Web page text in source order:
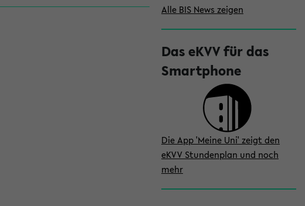
Alle BIS News zeigen
Das eKVV für das
Smartphone
Die App 'Meine Uni' zeigt den
eKVV Stundenplan und noch
mehr